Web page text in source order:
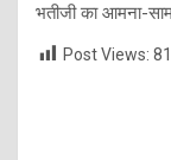
भतीजी का आमना-
Post Views: